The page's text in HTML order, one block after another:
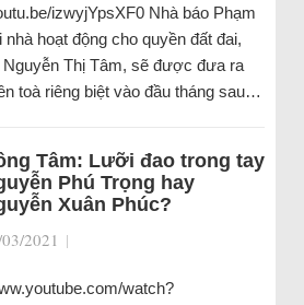
izwyjYpsXF0 Nhà báo Phạm
hoạt động cho quyền đất đai,
Thị Tâm, sẽ được đưa ra
toà riêng biệt vào đầu tháng sau…
Tâm: Lưỡi đao trong tay
Phú Trọng hay
Xuân Phúc?
2021 |
watch?